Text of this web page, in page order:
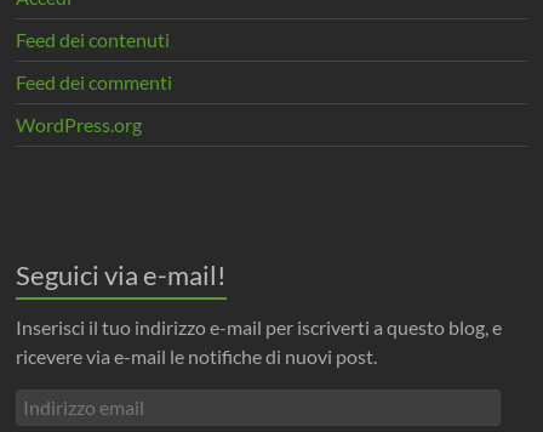
Feed dei contenuti
Feed dei commenti
WordPress.org
Seguici via e-mail!
Inserisci il tuo indirizzo e-mail per iscriverti a questo blog, e
ricevere via e-mail le notifiche di nuovi post.
Indirizzo